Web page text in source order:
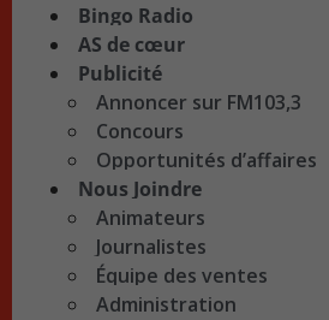
Bingo Radio
AS de cœur
Publicité
Annoncer sur FM103,3
Concours
Opportunités d’affaires
Nous Joindre
Animateurs
Journalistes
Équipe des ventes
Administration